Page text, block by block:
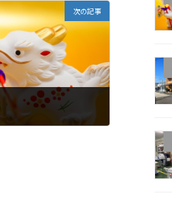
次の記事